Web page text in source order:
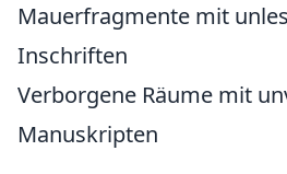
Mauerfragmente mit
Inschriften
Verborgene Räume mit
Manuskripten